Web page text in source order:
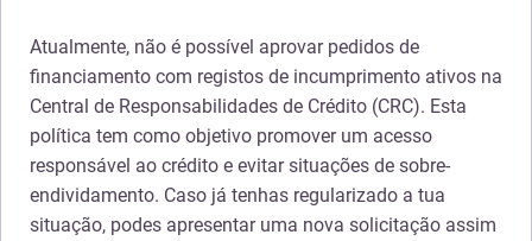
Atualmente, não é possível aprovar pedidos de
financiamento com registos de incumprimento ativos na
Central de Responsabilidades de Crédito (CRC). Esta
política tem como objetivo promover um acesso
responsável ao crédito e evitar situações de sobre-
endividamento. Caso já tenhas regularizado a tua
situação, podes apresentar uma nova solicitação assim